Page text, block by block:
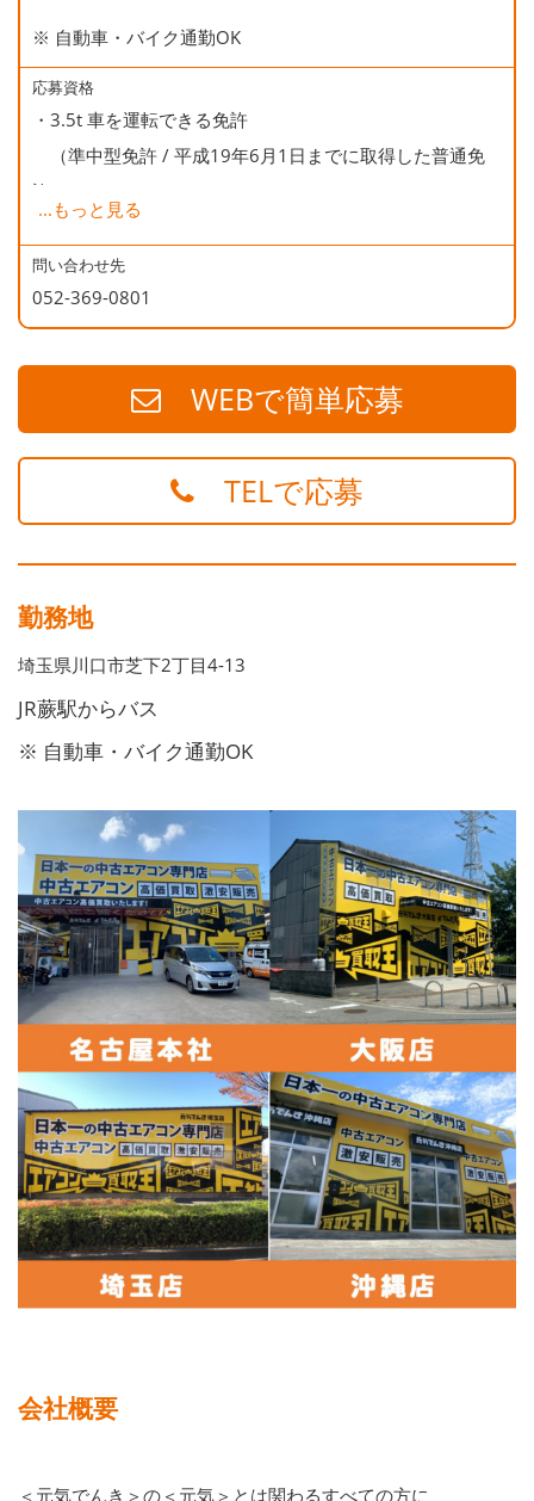
※ 自動車・バイク通勤OK
応募資格
・3.5t 車を運転できる免許
（準中型免許 / 平成19年6月1日までに取得した普通免
許）
・商品（エアコン）の手積みがありますので、体力のある
方が望ましいです。
...もっと見る
問い合わせ先
052-369-0801
WEBで簡単応募
TELで応募
勤務地
埼玉県川口市芝下2丁目4‐13
JR蕨駅からバス
※ 自動車・バイク通勤OK
会社概要
＜元気でんき＞の＜元気＞とは関わるすべての方に